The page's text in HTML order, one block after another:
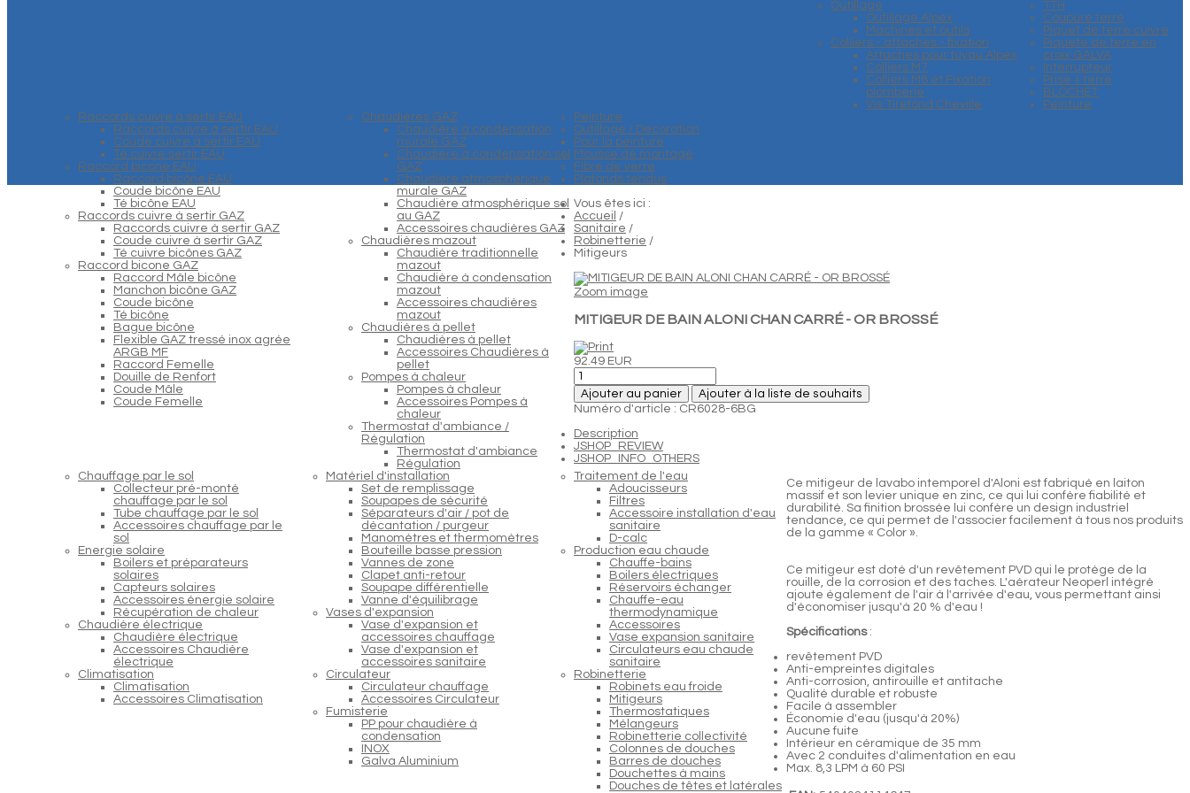
Outillage
Outillage Alpex
Machines et outils
Colliers - attaches - fixation
Attaches pour tuyau Alpex
Colliers M7
Colliers M8 et Fixation
plomberie
Vis Tirefond Cheville
Raccords cuivre à sertir EAU
Raccords cuivre à sertir EAU
Coude cuivre à sertir EAU
Té cuivre sertir EAU
Raccord bicone EAU
Raccord bicône EAU
Coude bicône EAU
Té bicône EAU
Raccords cuivre à sertir GAZ
Raccords cuivre à sertir GAZ
Coude cuivre à sertir GAZ
Té cuivre bicônes GAZ
Raccord bicone GAZ
Raccord Mâle bicône
Manchon bicône GAZ
Coude bicône
Té bicône
Bague bicône
Flexible GAZ tressé inox agrée
ARGB MF
Raccord Femelle
Douille de Renfort
Coude Mâle
Coude Femelle
Chaudières GAZ
Chaudière à condensation
murale GAZ
Chaudière à condensation sol
GAZ
Chaudière atmosphérique
murale GAZ
Chaudière atmosphérique sol
au GAZ
Accessoires chaudières GAZ
Chaudières mazout
Chaudière traditionnelle
mazout
Chaudière à condensation
mazout
Accessoires chaudières
mazout
Chaudières à pellet
Chaudières à pellet
Accessoires Chaudières à
pellet
Pompes à chaleur
Pompes à chaleur
Accessoires Pompes à
chaleur
Thermostat d'ambiance /
Régulation
Thermostat d'ambiance
Régulation
Chauffage par le sol
Collecteur pré-monté
chauffage par le sol
Tube chauffage par le sol
Accessoires chauffage par le
sol
Energie solaire
Boilers et préparateurs
solaires
Capteurs solaires
Accessoires énergie solaire
Récupération de chaleur
Chaudière électrique
Chaudière électrique
Accessoires Chaudière
électrique
Climatisation
Climatisation
Accessoires Climatisation
Matériel d'installation
Set de remplissage
Soupapes de sécurité
Séparateurs d'air / pot de
décantation / purgeur
Manomètres et thermomètres
Bouteille basse pression
Vannes de zone
Clapet anti-retour
Soupape différentielle
Vanne d'équilibrage
Vases d'expansion
Vase d'expansion et
accessoires chauffage
Vase d'expansion et
accessoires sanitaire
Circulateur
Circulateur chauffage
Accessoires Circulateur
Fumisterie
PP pour chaudière à
condensation
INOX
Galva Aluminium
Traitement de l'eau
Adoucisseurs
Filtres
Accessoire installation d'eau
sanitaire
D-calc
Production eau chaude
Chauffe-bains
Boilers électriques
Réservoirs échanger
Chauffe-eau
thermodynamique
Accessoires
Vase expansion sanitaire
Circulateurs eau chaude
sanitaire
Robinetterie
Robinets eau froide
Mitigeurs
Thermostatiques
Mélangeurs
Robinetterie collectivité
Colonnes de douches
Barres de douches
Douchettes à mains
Douches de têtes et latérales
TTH
Coupure terre
Piquet de terre cuivre
Piquete de terre en
croix GALVA
Interrupteur
Prise + terre
BLOCHET
Peinture
Peinture
Outillage / Décoration
Pour la peinture
Mousse de montage
Fibre de verre
Plafonds tendus
Vous êtes ici :
Accueil /
Sanitaire /
Robinetterie /
Mitigeurs
Zoom image
MITIGEUR DE BAIN ALONI CHAN CARRÉ - OR BROSSÉ
92.49 EUR
Ajouter au panier
Ajouter à la liste de souhaits
Numéro d'article : CR6028-6BG
Description
JSHOP_REVIEW
JSHOP_INFO_OTHERS
Ce mitigeur de lavabo intemporel d'Aloni est fabriqué en laiton
massif et son levier unique en zinc, ce qui lui confère fiabilité et
durabilité. Sa finition brossée lui confère un design industriel
tendance, ce qui permet de l'associer facilement à tous nos produits
de la gamme « Color ».
Ce mitigeur est doté d'un revêtement PVD qui le protège de la
rouille, de la corrosion et des taches. L'aérateur Neoperl intégré
ajoute également de l'air à l'arrivée d'eau, vous permettant ainsi
d'économiser jusqu'à 20 % d'eau !
Spécifications:
revêtement PVD
Anti-empreintes digitales
Anti-corrosion, antirouille et antitache
Qualité durable et robuste
Facile à assembler
Économie d'eau (jusqu'à 20%)
Aucune fuite
Intérieur en céramique de 35 mm
Avec 2 conduites d'alimentation en eau
Max. 8,3 LPM à 60 PSI